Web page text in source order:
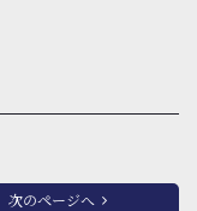
次のページへ